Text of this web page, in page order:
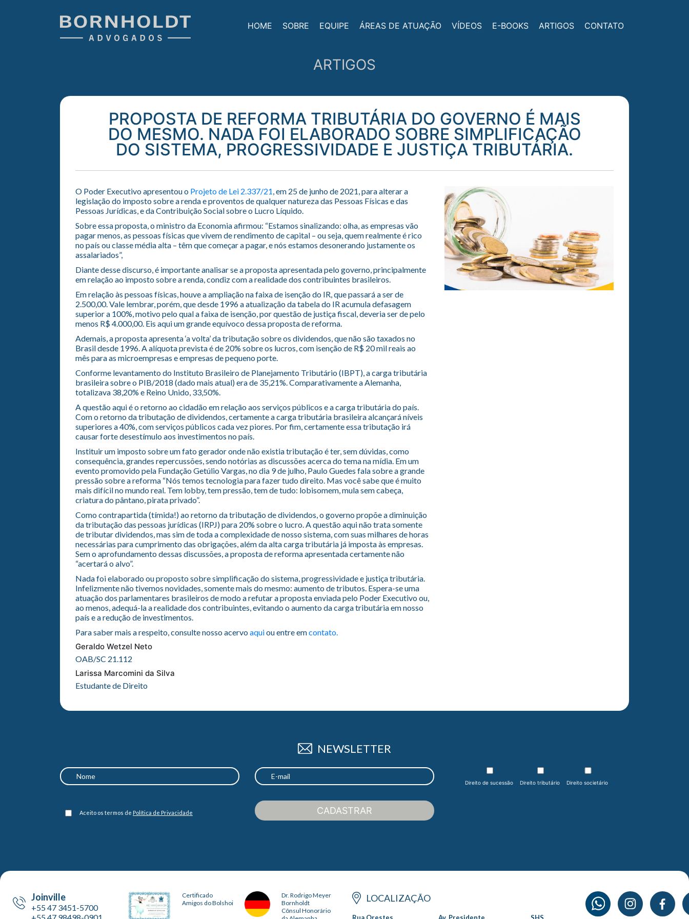
HOME SOBRE EQUIPE ÁREAS DE ATUAÇÃO VÍDEOS E-BOOKS ARTIGOS CONTATO
ARTIGOS
PROPOSTA DE REFORMA TRIBUTÁRIA DO GOVERNO É MAIS
DO MESMO. NADA FOI ELABORADO SOBRE SIMPLIFICAÇÃO
DO SISTEMA, PROGRESSIVIDADE E JUSTIÇA TRIBUTÁRIA.
O Poder Executivo apresentou o Projeto de Lei 2.337/21 , em 25 de junho de 2021, para alterar a
legislação do imposto sobre a renda e proventos de qualquer natureza das Pessoas Físicas e das
Pessoas Jurídicas, e da Contribuição Social sobre o Lucro Líquido.
Sobre essa proposta, o ministro da Economia afirmou: “Estamos sinalizando: olha, as empresas vão
pagar menos, as pessoas físicas que vivem de rendimento de capital – ou seja, quem realmente é rico
no país ou classe média alta – têm que começar a pagar, e nós estamos desonerando justamente os
assalariados”,
Diante desse discurso, é importante analisar se a proposta apresentada pelo governo, principalmente
em relação ao imposto sobre a renda, condiz com a realidade dos contribuintes brasileiros.
Em relação às pessoas físicas, houve a ampliação na faixa de isenção do IR, que passará a ser de
2.500,00. Vale lembrar, porém, que desde 1996 a atualização da tabela do IR acumula defasagem
superior a 100%, motivo pelo qual a faixa de isenção, por questão de justiça fiscal, deveria ser de pelo
menos R$ 4.000,00. Eis aqui um grande equívoco dessa proposta de reforma.
Ademais, a proposta apresenta ‘a volta’ da tributação sobre os dividendos, que não são taxados no
Brasil desde 1996. A alíquota prevista é de 20% sobre os lucros, com isenção de R$ 20 mil reais ao
mês para as microempresas e empresas de pequeno porte.
Conforme levantamento do Instituto Brasileiro de Planejamento Tributário (IBPT), a carga tributária
brasileira sobre o PIB/2018 (dado mais atual) era de 35,21%. Comparativamente a Alemanha,
totalizava 38,20% e Reino Unido, 33,50%.
A questão aqui é o retorno ao cidadão em relação aos serviços públicos e a carga tributária do país.
Com o retorno da tributação de dividendos, certamente a carga tributária brasileira alcançará níveis
superiores a 40%, com serviços públicos cada vez piores. Por fim, certamente essa tributação irá
causar forte desestímulo aos investimentos no país.
Instituir um imposto sobre um fato gerador onde não existia tributação é ter, sem dúvidas, como
consequência, grandes repercussões, sendo notórias as discussões acerca do tema na mídia. Em um
evento promovido pela Fundação Getúlio Vargas, no dia 9 de julho, Paulo Guedes fala sobre a grande
pressão sobre a reforma “Nós temos tecnologia para fazer tudo direito. Mas você sabe que é muito
mais difícil no mundo real. Tem lobby, tem pressão, tem de tudo: lobisomem, mula sem cabeça,
criatura do pântano, pirata privado”.
Como contrapartida (tímida!) ao retorno da tributação de dividendos, o governo propõe a diminuição
da tributação das pessoas jurídicas (IRPJ) para 20% sobre o lucro. A questão aqui não trata somente
de tributar dividendos, mas sim de toda a complexidade de nosso sistema, com suas milhares de horas
necessárias para cumprimento das obrigações, além da alta carga tributária já imposta às empresas.
Sem o aprofundamento dessas discussões, a proposta de reforma apresentada certamente não
“acertará o alvo”.
Nada foi elaborado ou proposto sobre simplificação do sistema, progressividade e justiça tributária.
Infelizmente não tivemos novidades, somente mais do mesmo: aumento de tributos. Espera-se uma
atuação dos parlamentares brasileiros de modo a refutar a proposta enviada pelo Poder Executivo ou,
ao menos, adequá-la a realidade dos contribuintes, evitando o aumento da carga tributária em nosso
país e a redução de investimentos.
Para saber mais a respeito, consulte nosso acervoaquiou entre emcontato.
Geraldo Wetzel Neto
OAB/SC 21.112
Larissa Marcomini da Silva
Estudante de Direito
NEWSLETTER
Direito de sucessão Direito tributário Direito societário
Aceito os termos de Política de Privacidade CADASTRAR
Joinville
+55 47 3451-5700
Certificado
Amigos do Bolshoi
Dr. Rodrigo Meyer
Bornholdt
Cônsul Honorário
LOCALIZAÇÃO
Rua Orestes Av. Presidente SHS